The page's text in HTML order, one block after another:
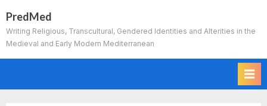
to
content
PredMed
Writing Religious, Transcultural, Gendered Identities and Alterities in the
Medieval and Early Modern Mediterranean